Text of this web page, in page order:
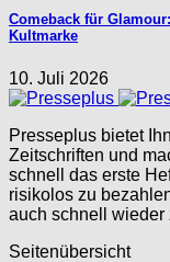
Comeback für
Kultmarke
10. Juli 2026
Presseplus bietet
Zeitschriften und
schnell das erste
risikolos zu
auch schnell wieder
Seitenübersicht